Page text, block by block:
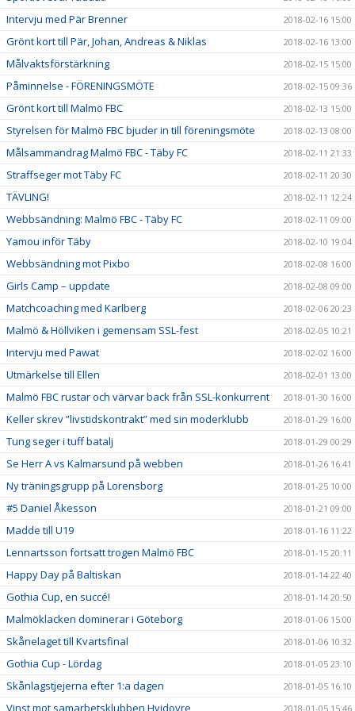
Intervju med Pär Brenner 2018-02-16 15:00
Grönt kort till Pär, Johan, Andreas & Niklas 2018-02-16 13:00
Målvaktsförstärkning 2018-02-15 15:00
Påminnelse - FÖRENINGSMÖTE 2018-02-15 09:36
Grönt kort till Malmö FBC 2018-02-13 15:00
Styrelsen för Malmö FBC bjuder in till föreningsmöte 2018-02-13 08:00
Målsammandrag Malmö FBC - Täby FC 2018-02-11 21:33
Straffseger mot Täby FC 2018-02-11 20:30
TÄVLING! 2018-02-11 12:24
Webbsändning: Malmö FBC - Täby FC 2018-02-11 09:00
Yamou inför Täby 2018-02-10 19:04
Webbsändning mot Pixbo 2018-02-08 16:00
Girls Camp – uppdate 2018-02-08 09:00
Matchcoaching med Karlberg 2018-02-06 20:23
Malmö & Höllviken i gemensam SSL-fest 2018-02-05 10:21
Intervju med Pawat 2018-02-02 16:00
Utmärkelse till Ellen 2018-02-01 13:00
Malmö FBC rustar och värvar back från SSL-konkurrent 2018-01-30 16:00
Keller skrev ”livstidskontrakt” med sin moderklubb 2018-01-29 16:00
Tung seger i tuff batalj 2018-01-29 00:29
Se Herr A vs Kalmarsund på webben 2018-01-26 16:41
Ny träningsgrupp på Lorensborg 2018-01-25 10:00
#5 Daniel Åkesson 2018-01-21 09:00
Madde till U19 2018-01-16 11:22
Lennartsson fortsatt trogen Malmö FBC 2018-01-15 20:11
Happy Day på Baltiskan 2018-01-14 22:40
Gothia Cup, en succé! 2018-01-14 20:50
Malmöklacken dominerar i Göteborg 2018-01-06 15:00
Skånelaget till Kvartsfinal 2018-01-06 10:32
Gothia Cup - Lördag 2018-01-05 23:10
Skånlagstjejerna efter 1:a dagen 2018-01-05 16:10
Vinst mot samarbetsklubben Hvidovre 2018-01-05 15:46